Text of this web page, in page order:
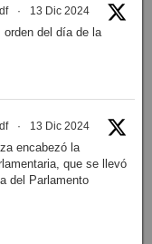
· 13 Dic 2024
orden del día de la
· 13 Dic 2024
encabezó la
que se llevó
del Parlamento